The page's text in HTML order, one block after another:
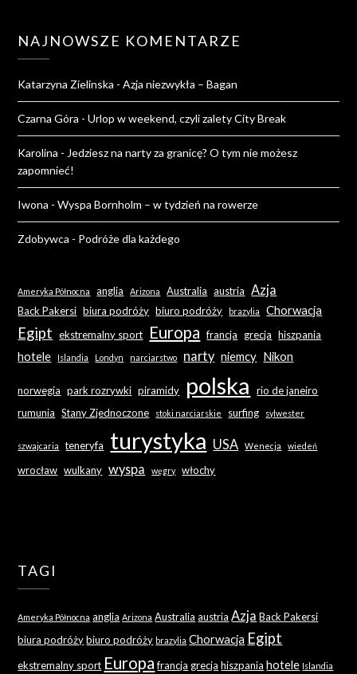
NAJNOWSZE KOMENTARZE
Katarzyna Zielinska -Azja niezwykła – Bagan
Czarna Góra -Urlop w weekend, czyli zalety City Break
Karolina - Jedziesz na narty za granicę? O tym nie możesz
zapomnieć!
Iwona -Wyspa Bornholm – w tydzień na rowerze
Zdobywca - Podróże dla każdego
Ameryka Północna anglia Arizona Australia austria Azja
Back Pakersi biura podróży biuro podróży brazylia Chorwacja
Egipt ekstremalny sport Europa francja grecja hiszpania
hotele Islandia Londyn narciarstwo narty niemcy Nikon
norwegia park rozrywki piramidy polska
rio de janeiro
rumunia Stany Zjednoczone stoki narciarskie surfing sylwester
szwajcaria teneryfa turystyka USA Wenecja wiedeń
wrocław wulkany wyspa węgry włochy
TAGI
Ameryka Północna anglia Arizona Australia austria Azja Back Pakersi
biura podróży biuro podróży brazylia Chorwacja Egipt
ekstremalny sport Europa francja grecja hiszpania hotele Islandia